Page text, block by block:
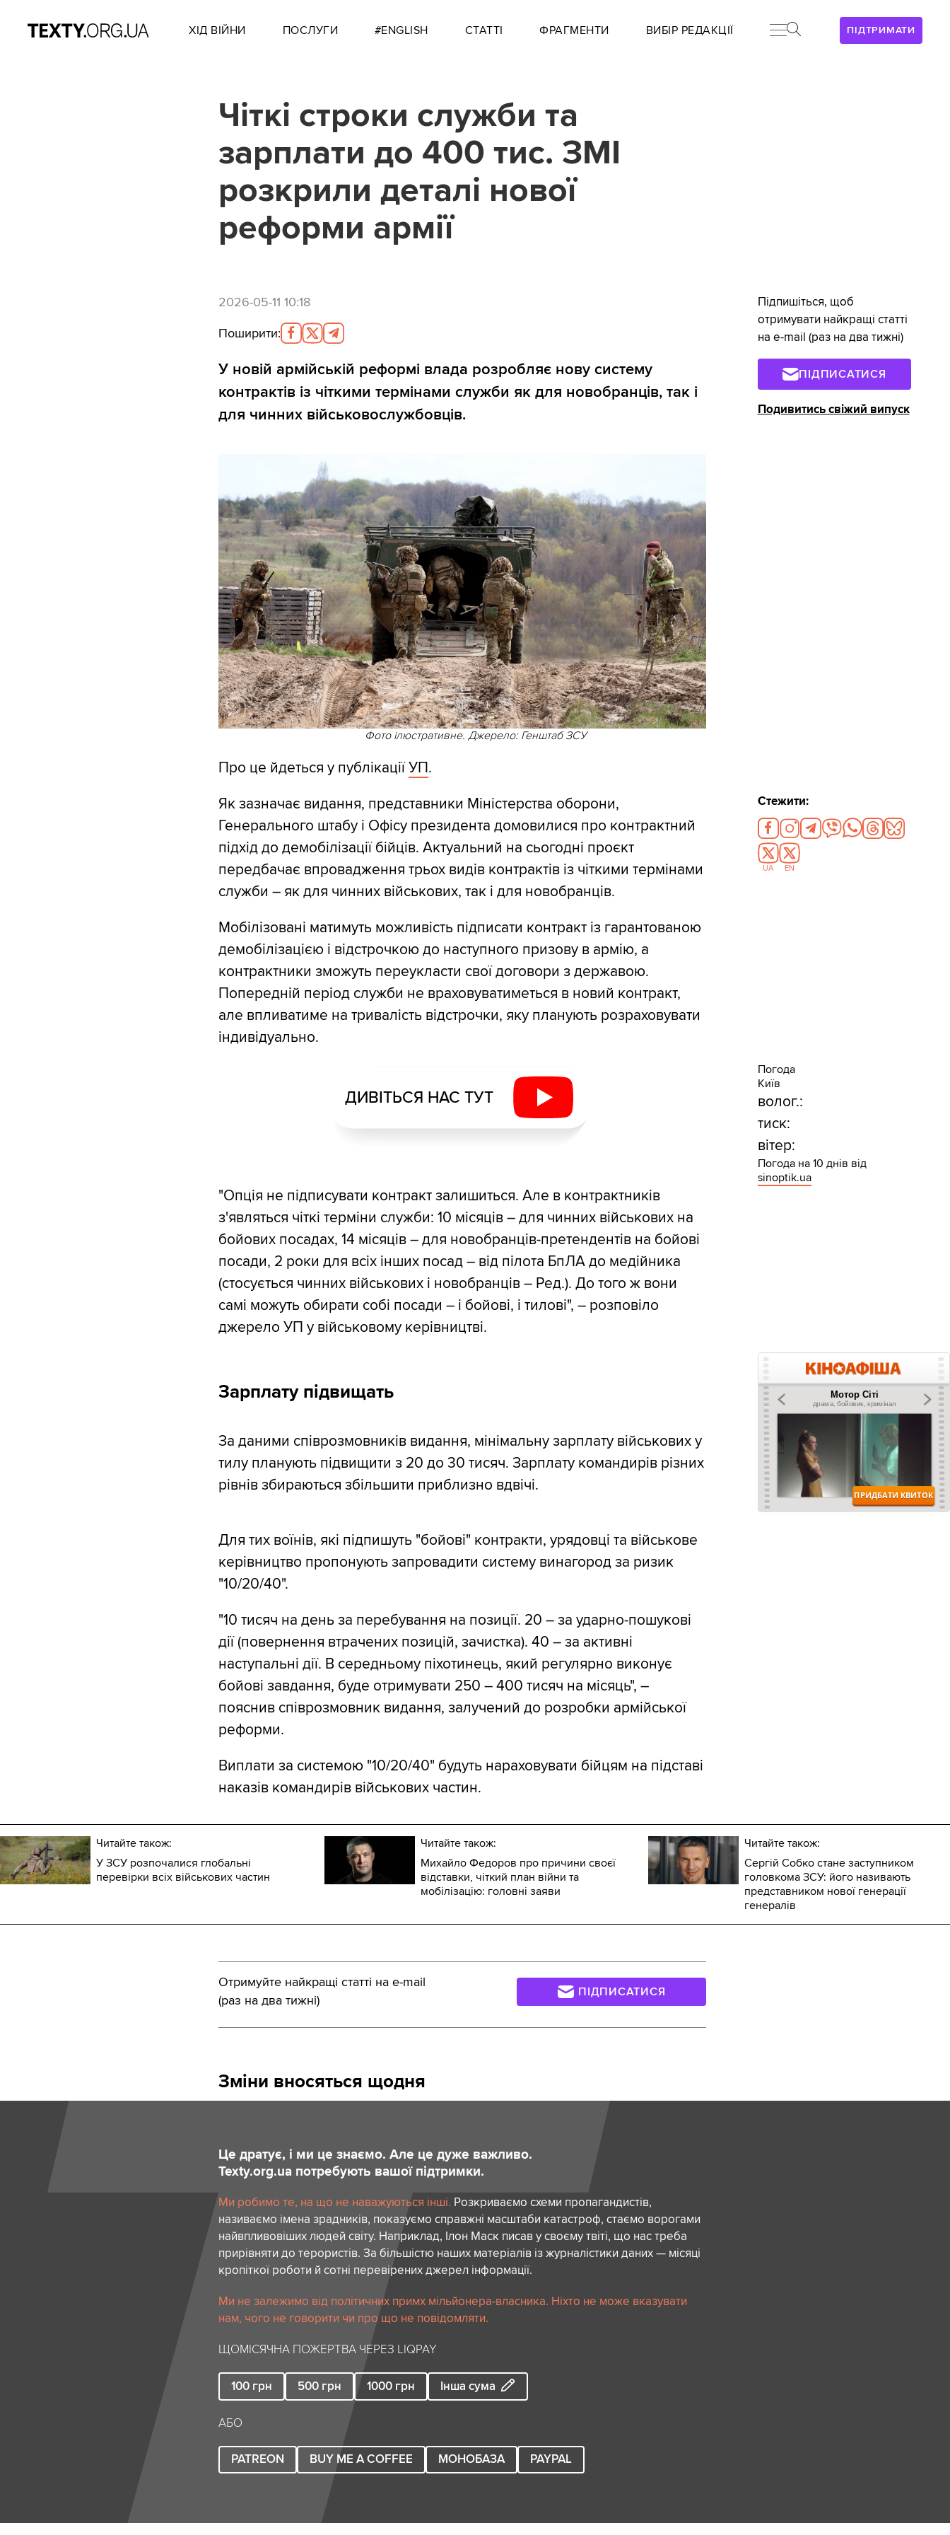
ПІДТРИМАТИ
ХІД ВІЙНИ ПОСЛУГИ #ENGLISH СТАТТІ ФРАГМЕНТИ ВИБІР РЕДАКЦІЇ
Чіткі строки служби та
зарплати до 400 тис. ЗМІ
розкрили деталі нової
реформи армії
2026-05-11 10:18
Поширити:
У новій армійській реформі влада розробляє нову систему
контрактів із чіткими термінами служби як для новобранців, так і
для чинних військовослужбовців.
Фото ілюстративне. Джерело: Генштаб ЗСУ
Про це йдеться у публікаціїУП.
Як зазначає видання, представники Міністерства оборони,
Генерального штабу і Офісу президента домовилися про контрактний
підхід до демобілізації бійців. Актуальний на сьогодні проєкт
передбачає впровадження трьох видів контрактів із чіткими термінами
служби – як для чинних військових, так і для новобранців.
Мобілізовані матимуть можливість підписати контракт із гарантованою
демобілізацією і відстрочкою до наступного призову в армію, а
контрактники зможуть переукласти свої договори з державою.
Попередній період служби не враховуватиметься в новий контракт,
але впливатиме на тривалість відстрочки, яку планують розраховувати
індивідуально.
ДИВІТЬСЯ НАС ТУТ
"Опція не підписувати контракт залишиться. Але в контрактників
з'являться чіткі терміни служби: 10 місяців – для чинних військових на
бойових посадах, 14 місяців – для новобранців-претендентів на бойові
посади, 2 роки для всіх інших посад – від пілота БпЛА до медійника
(стосується чинних військових і новобранців – Ред.). До того ж вони
самі можуть обирати собі посади – і бойові, і тилові", – розповіло
джерело УП у військовому керівництві.
Зарплату підвищать
За даними співрозмовників видання, мінімальну зарплату військових у
тилу планують підвищити з 20 до 30 тисяч. Зарплату командирів різних
рівнів збираються збільшити приблизно вдвічі.
Для тих воїнів, які підпишуть "бойові" контракти, урядовці та військове
керівництво пропонують запровадити систему винагород за ризик
"10/20/40".
"10 тисяч на день за перебування на позиції. 20 – за ударно-пошукові
дії (повернення втрачених позицій, зачистка). 40 – за активні
наступальні дії. В середньому піхотинець, який регулярно виконує
бойові завдання, буде отримувати 250 – 400 тисяч на місяць", –
пояснив співрозмовник видання, залучений до розробки армійської
реформи.
Виплати за системою "10/20/40" будуть нараховувати бійцям на підставі
наказів командирів військових частин.
Читайте також:
У ЗСУ розпочалися глобальні
перевірки всіх військових частин
Читайте також:
Михайло Федоров про причини своєї
відставки, чіткий план війни та
мобілізацію: головні заяви
Читайте також:
Сергій Собко стане заступником
головкома ЗСУ: його називають
представником нової генерації
генералів
Отримуйте найкращі статті на e-mail
(раз на два тижні)
ПІДПИСАТИСЯ
Зміни вносяться щодня
Це дратує, і ми це знаємо. Але це дуже важливо.
Texty.org.ua потребують вашої підтримки.
Ми робимо те, на що не наважуються інші. Розкриваємо схеми пропагандистів,
називаємо імена зрадників, показуємо справжні масштаби катастроф, стаємо ворогами
найвпливовіших людей світу. Наприклад, Ілон Маск писав у своєму твіті, що нас треба
прирівняти до терористів. За більшістю наших матеріалів із журналістики даних — місяці
кропіткої роботи й сотні перевірених джерел інформації.
Ми не залежимо від політичних примх мільйонера-власника. Ніхто не може вказувати
нам, чого не говорити чи про що не повідомляти.
ЩОМІСЯЧНА ПОЖЕРТВА ЧЕРЕЗ LIQPAY
100 грн 500 грн 1000 грн Інша сума
АБО
PATREON BUY ME A COFFEE МОНОБАЗА PAYPAL
Підпишіться, щоб
отримувати найкращі статті
на e-mail (раз на два тижні)
ПІДПИСАТИСЯ
Подивитись свіжий випуск
Стежити:
UA EN
Погода
Київ
волог.:
тиск:
вітер:
Погода на 10 днів від
sinoptik.ua